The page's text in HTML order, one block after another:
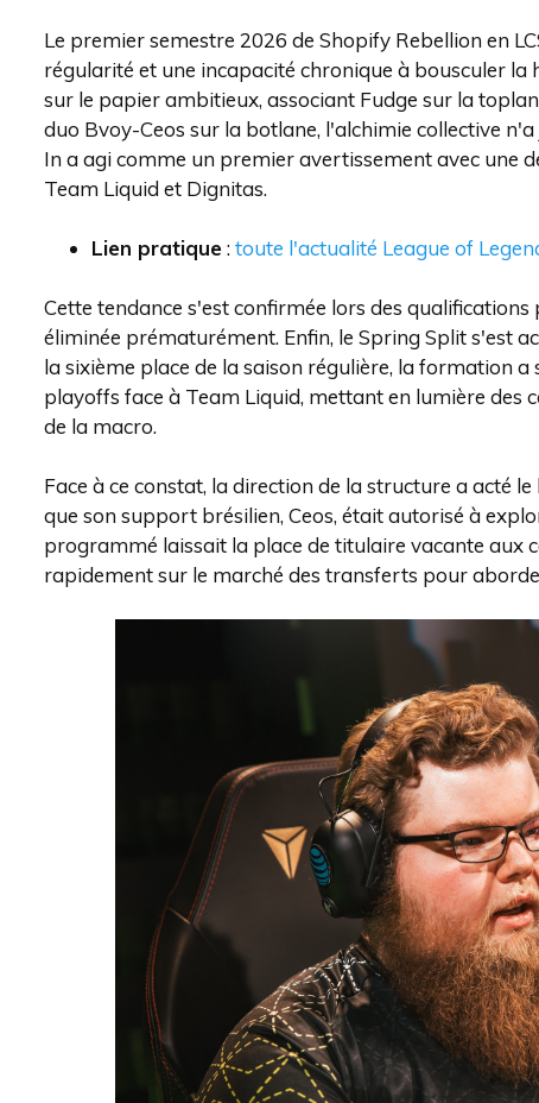
Le premier semestre 2026 de Shopify Rebellion en
régularité et une incapacité chronique à bousculer
sur le papier ambitieux, associant Fudge sur la
duo Bvoy-Ceos sur la botlane, l'alchimie collective
In a agi comme un premier avertissement avec une
Team Liquid et Dignitas.
Lien pratique:toute l'actualité League of
Cette tendance s'est confirmée lors des
éliminée prématurément. Enfin, le Spring Split s'est
la sixième place de la saison régulière, la formation
playoffs face à Team Liquid, mettant en lumière des
de la macro.
Face à ce constat, la direction de la structure a acté
que son support brésilien, Ceos, était autorisé à
programmé laissait la place de titulaire vacante aux
rapidement sur le marché des transferts pour